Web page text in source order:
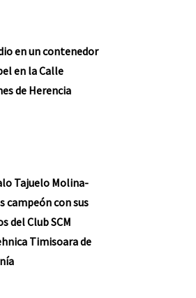
en un contenedor
en la Calle
de Herencia
Tajuelo Molina-
campeón con sus
del Club SCM
Timisoara de